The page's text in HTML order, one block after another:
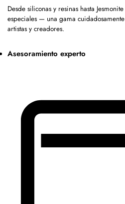
Desde siliconas y resinas hasta
especiales — una gama
artistas y creadores.
Asesoramiento experto